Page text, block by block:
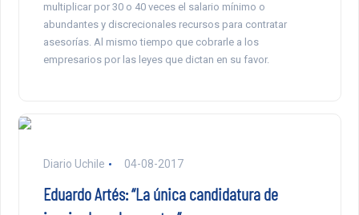
multiplicar por 30 o 40 veces el salario mínimo o
abundantes y discrecionales recursos para contratar
asesorías. Al mismo tiempo que cobrarle a los
empresarios por las leyes que dictan en su favor.
Diario Uchile 04-08-2017
Eduardo Artés: “La única candidatura de